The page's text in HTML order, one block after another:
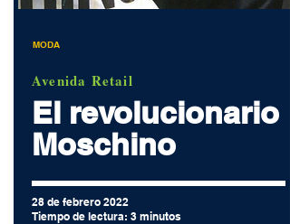
MODA
Avenida Retail
El revolucionario
Moschino
28 de febrero 2022
Tiempo de lectura: 3 minutos